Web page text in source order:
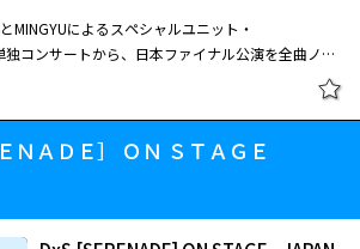
MINGYUによるスペシャルユニット・
独コンサートから、日本ファイナル公演を全曲ノー
ＮＡＤＥ］ ＯＮ ＳＴＡＧＥ